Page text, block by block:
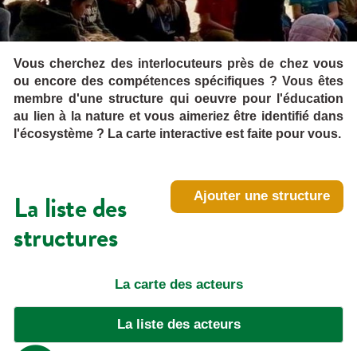
Vous cherchez des interlocuteurs près de chez vous
ou encore des compétences spécifiques ? Vous êtes
membre d'une structure qui oeuvre pour l'éducation
au lien à la nature et vous aimeriez être identifié dans
l'écosystème ? La carte interactive est faite pour vous.
Ajouter une structure
La liste des
structures
La carte des acteurs
La liste des acteurs